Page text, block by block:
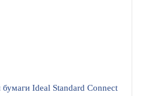
бумаги Ideal Standard Connect